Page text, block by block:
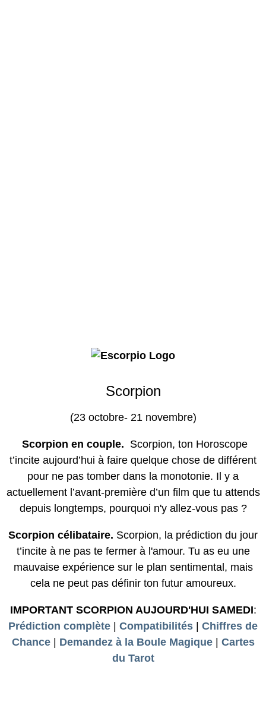
Scorpion
(23 octobre- 21 novembre)
Scorpion en couple. Scorpion, ton Horoscope
t’incite aujourd’hui à faire quelque chose de différent
pour ne pas tomber dans la monotonie. Il y a
actuellement l’avant-première d’un film que tu attends
depuis longtemps, pourquoi n'y allez-vous pas ?
Scorpion célibataire. Scorpion, la prédiction du jour
t’incite à ne pas te fermer à l'amour. Tu as eu une
mauvaise expérience sur le plan sentimental, mais
cela ne peut pas définir ton futur amoureux.
IMPORTANT SCORPION AUJOURD'HUI SAMEDI:
Prédiction complète | Compatibilités | Chiffres de
Chance| Demandez à la Boule Magique| Cartes
du Tarot